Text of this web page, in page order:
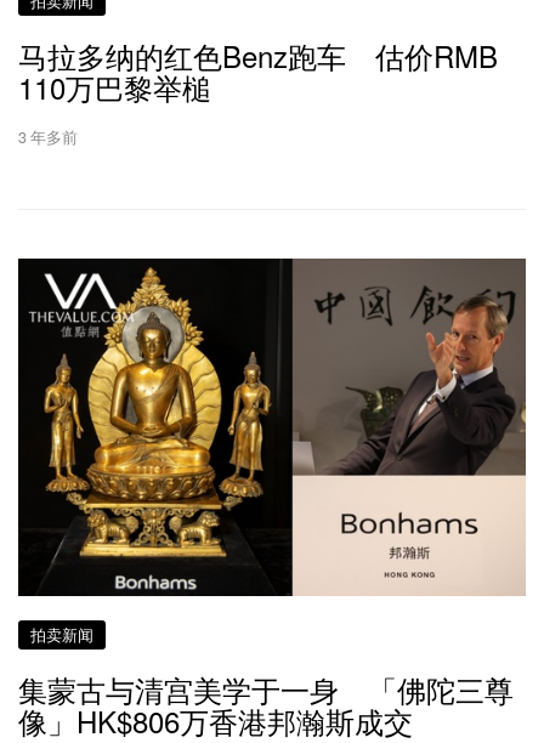
马拉多纳的红色Benz跑车 估价RMB
110万巴黎举槌
3 年多前
拍卖新闻
集蒙古与清宫美学于一身 「佛陀三尊
像」HK$806万香港邦瀚斯成交